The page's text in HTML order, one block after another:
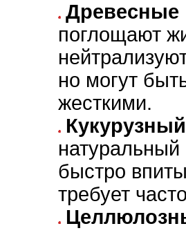
Древесные
поглощают
но могут
жесткими.
быстро
требует